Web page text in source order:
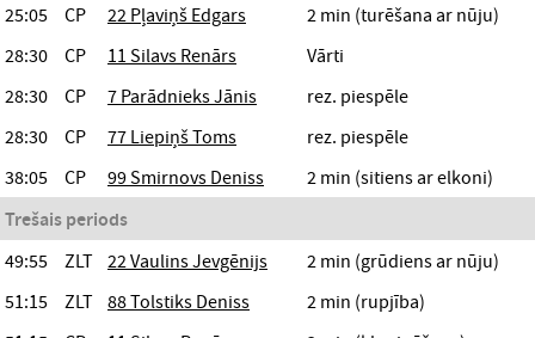
25:05
CP 22 Pļaviņš Edgars
2 min (turēšana ar nūju)
28:30
CP 11 Silavs Renārs
Vārti
28:30
CP 7 Parādnieks Jānis
rez. piespēle
28:30
CP 77 Liepiņš Toms
rez. piespēle
38:05
CP 99 Smirnovs Deniss
2 min (sitiens ar elkoni)
Trešais periods
49:55
ZLT 22 Vaulins Jevgēnijs
2 min (grūdiens ar nūju)
51:15
ZLT 88 Tolstiks Deniss
2 min (rupjība)